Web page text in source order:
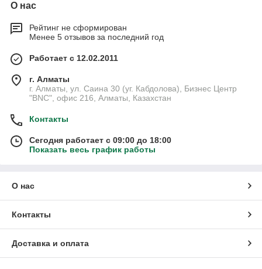
О нас
Рейтинг не сформирован
Менее 5 отзывов за последний год
Работает с 12.02.2011
г. Алматы
г. Алматы, ул. Саина 30 (уг. Кабдолова), Бизнес Центр
"BNC", офис 216, Алматы, Казахстан
Контакты
Сегодня работает с 09:00 до 18:00
Показать весь график работы
О нас
Контакты
Доставка и оплата